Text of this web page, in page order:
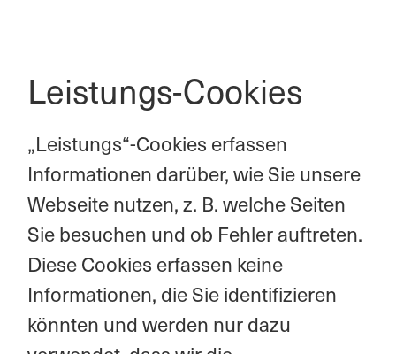
Leistungs-Cookies
„Leistungs“-Cookies erfassen
Informationen darüber, wie Sie unsere
Webseite nutzen, z. B. welche Seiten
Sie besuchen und ob Fehler auftreten.
Diese Cookies erfassen keine
Informationen, die Sie identifizieren
könnten und werden nur dazu